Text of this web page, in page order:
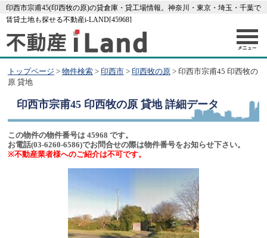
印西市宗甫45(印西牧の原)の貸倉庫・貸工場情報。神奈川・東京・埼玉・千葉で
賃貸土地も探せる不動産i-LAND[45968]
トップページ > 物件検索> 印西市> 印西牧の原> 印西市宗甫45 印西牧の
原 貸地
印西市宗甫45 印西牧の原 貸地詳細データ
この物件の物件番号は 45968 です。
お電話(03-6260-6586)でお問合せの際は物件番号をお知らせ下さい。
※不動産業者様へのご紹介は不可です。